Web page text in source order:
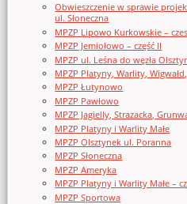
Obwieszczenie w sprawie
ul. Słoneczna
MPZP Lipowo Kurkowskie –
MPZP Jemiołowo – część II
MPZP ul. Leśna do węzła
MPZP Platyny, Warlity,
MPZP Łutynowo
MPZP Pawłowo
MPZP Jagielly, Strazacka,
MPZP Platyny i Warlity Małe
MPZP Olsztynek ul. Poranna
MPZP Słoneczna
MPZP Ameryka
MPZP Platyny i Warlity Małe –
MPZP Sportowa